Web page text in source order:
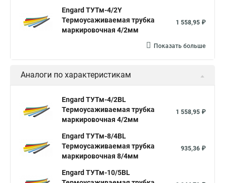
Engard ТУТм-4/2Y
Термоусаживаемая трубка
маркировочная 4/2мм
1 558,95 ₽
Показать больше
Аналоги по характеристикам
Engard ТУТм-4/2BL
Термоусаживаемая трубка
маркировочная 4/2мм
1 558,95 ₽
Engard ТУТм-8/4BL
Термоусаживаемая трубка
маркировочная 8/4мм
935,36 ₽
Engard ТУТм-10/5BL